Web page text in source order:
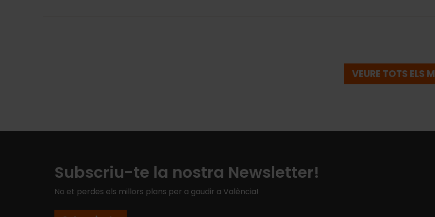
VEURE TOTS ELS
Subscriu-te la nostra Newsletter!
No et perdes els millors plans per a gaudir a València!